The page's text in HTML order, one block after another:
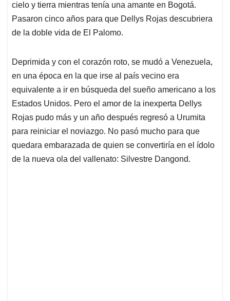
cielo y tierra mientras tenía una amante en Bogotá.
Pasaron cinco años para que Dellys Rojas descubriera
de la doble vida de El Palomo.
Deprimida y con el corazón roto, se mudó a Venezuela,
en una época en la que irse al país vecino era
equivalente a ir en búsqueda del sueño americano a los
Estados Unidos. Pero el amor de la inexperta Dellys
Rojas pudo más y un año después regresó a Urumita
para reiniciar el noviazgo. No pasó mucho para que
quedara embarazada de quien se convertiría en el ídolo
de la nueva ola del vallenato: Silvestre Dangond.